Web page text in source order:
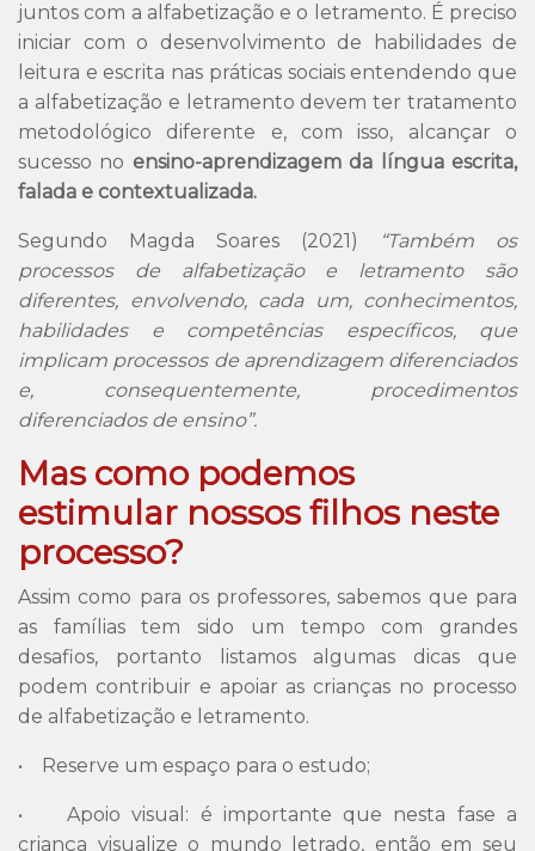
juntos com a alfabetização e o letramento. É preciso
iniciar com o desenvolvimento de habilidades de
leitura e escrita nas práticas sociais entendendo que
a alfabetização e letramento devem ter tratamento
metodológico diferente e, com isso, alcançar o
sucesso no ensino-aprendizagem da língua escrita,
falada e contextualizada.
Segundo Magda Soares (2021)
“Também os
processos de alfabetização e letramento são
diferentes, envolvendo, cada um, conhecimentos,
habilidades e competências específicos, que
implicam processos de aprendizagem diferenciados
e, consequentemente, procedimentos
diferenciados de ensino”.
Mas como podemos
estimular nossos filhos neste
processo?
Assim como para os professores, sabemos que para
as famílias tem sido um tempo com grandes
desafios, portanto listamos algumas dicas que
podem contribuir e apoiar as crianças no processo
de alfabetização e letramento.
• Reserve um espaço para o estudo;
• Apoio visual: é importante que nesta fase a
criança visualize o mundo letrado, então em seu